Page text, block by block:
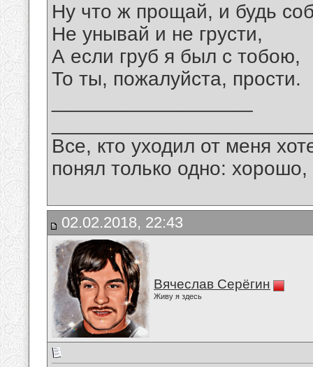
Ну что ж прощай, и будь
Не унывай и не грусти,
А если груб я был с тобою,
То ты, пожалуйста, прости.
Все, кто уходил от меня
понял только одно:
02.02.2018, 22:43
Вячеслав Серёгин
Живу я здесь